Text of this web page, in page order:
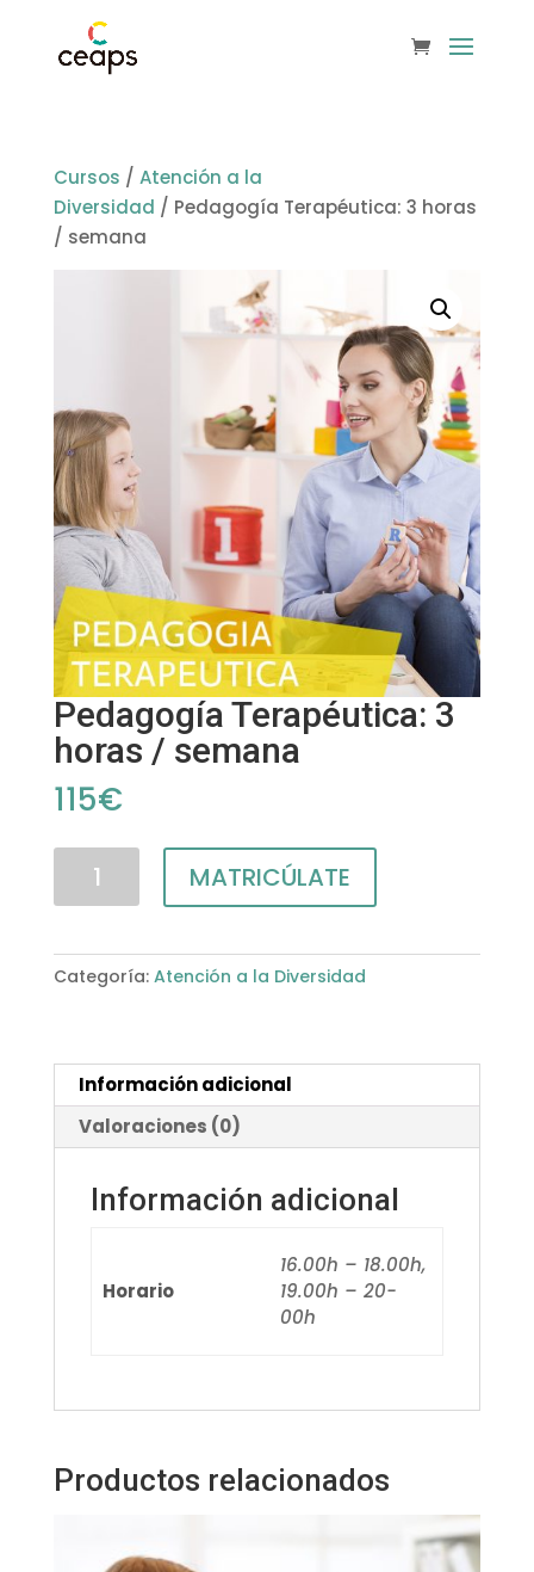
Cursos / Atención a la
Diversidad / Pedagogía Terapéutica: 3 horas
/ semana
Pedagogía Terapéutica: 3
horas / semana
115€
Pedagogía
Terapéutica:
horas
/
MATRICÚLATE
Categoría: Atención a la Diversidad
Información adicional
Valoraciones (0)
Información adicional
Horario
16.00h – 18.00h,
19.00h – 20-
00h
Productos relacionados